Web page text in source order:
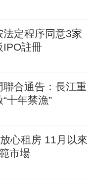
法定程序同意3家
IPO註冊
聯合通告：長江重
十年禁漁”
心租房 11月以來
市場